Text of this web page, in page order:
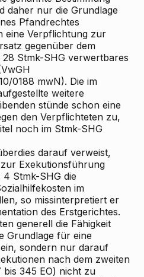
daher nur die Grundlage
Pfandrechtes
eine Verpflichtung zur
gegenüber dem
Stmk-SHG verwertbares
0188 mwN). Die im
weitere
stünde schon eine
den Verpflichteten zu,
noch im Stmk-SHG
darauf verweist,
Exekutionsführung
Stmk-SHG die
im
so missinterpretiert er
des Erstgerichtes.
generell die Fähigkeit
Grundlage für eine
sondern nur darauf
nach dem zweiten
bis 345 EO) nicht zu